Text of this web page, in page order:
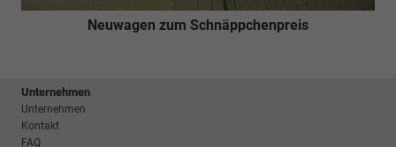
Neuwagen zum Schnäppchenpreis
Unternehmen
Unternehmen
Kontakt
FAQ